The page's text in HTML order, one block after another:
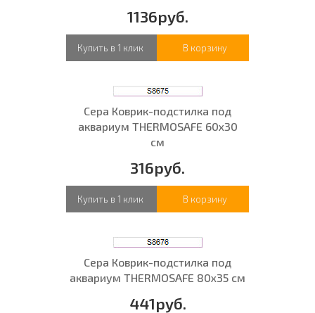
1136руб.
Купить в 1 клик В корзину
Сера Коврик-подстилка под
аквариум THERMOSAFE 60x30
см
316руб.
Купить в 1 клик В корзину
Сера Коврик-подстилка под
аквариум THERMOSAFE 80x35 см
441руб.